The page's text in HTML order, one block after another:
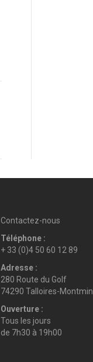
Contactez-nous
Téléphone :
+ 33 (0)4 50 60 12 89
Adresse :
280 Route du Golf
74290 Talloires-Montmin
Ouverture :
Tous les jours
de 7h30 à 19h00